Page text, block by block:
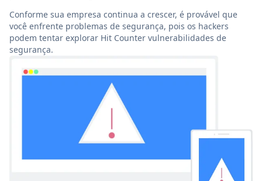
Conforme sua empresa continua a crescer, é provável que
você enfrente problemas de segurança, pois os hackers
podem tentar explorar Hit Counter vulnerabilidades de
segurança.